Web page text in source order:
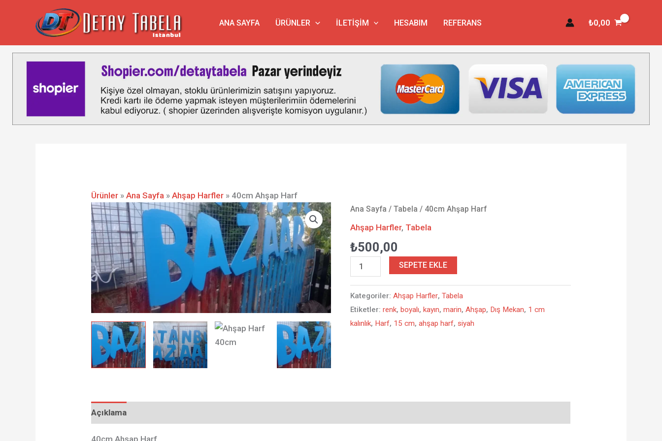
ANA SAYFA ÜRÜNLER İLETIŞIM HESABIM REFERANS ₺0,00
Ürünler »Ana Sayfa »Ahşap Harfler » 40cm Ahşap Harf
Ana Sayfa / Tabela / 40cm Ahşap Harf
Ahşap Harfler, Tabela
₺500,00
40cm
Ahşap
adet
SEPETE EKLE
Kategoriler: Ahşap Harfler, Tabela
Etiketler: renk, boyalı, kayın, marin, Ahşap, Dış Mekan, 1 cm
kalınlık, Harf, 15 cm, ahşap harf, siyah
Açıklama
40cm Ahşap Harf